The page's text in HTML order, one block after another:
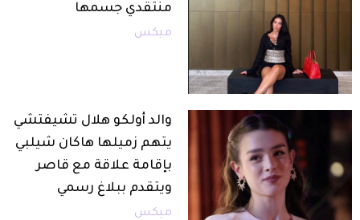
منتقدي جسمها
ميكس
والد أولكو هلال تشيفتشي
يتهم زميلها هاكان شيلبي
بإقامة علاقة مع قاصر
ويتقدم ببلاغ رسمي
ميكس